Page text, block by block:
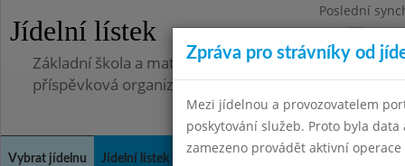
Jídelní lístek
Poslední
Pondělí
Základní škola a mateřská škola, Pavlovice u
příspěvková organizace
Vybrat jídelnu Jídelní lístek Kontakty a informace
Zpráva pro strávníky od
Mezi jídelnou a provozovatelem
poskytování služeb. Proto byla
zamezeno provádět aktivní